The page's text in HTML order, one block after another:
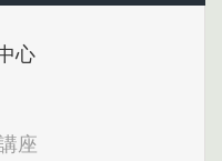
心
座